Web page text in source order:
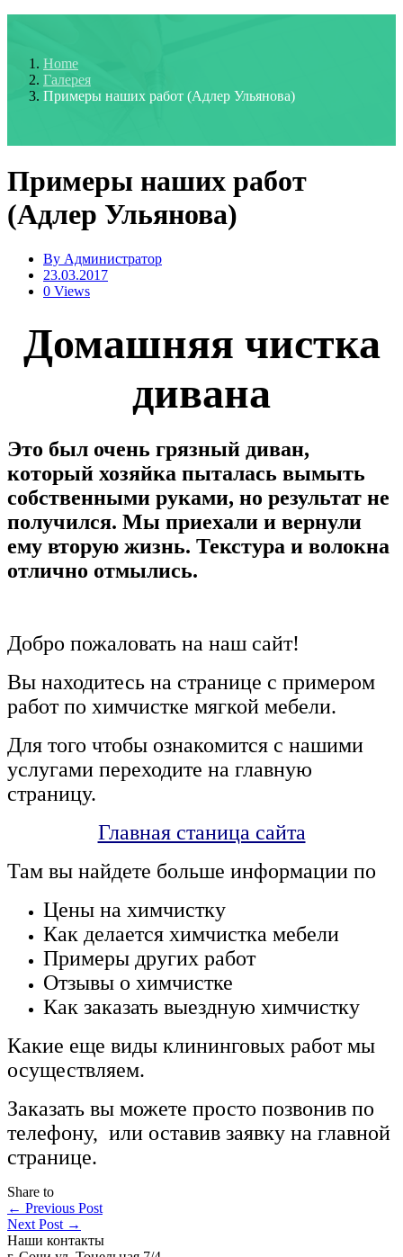
Home
Галерея
Примеры наших работ (Адлер Ульянова)
Примеры наших работ
(Адлер Ульянова)
By Администратор
23.03.2017
0 Views
Домашняя чистка
дивана
Это был очень грязный диван,
который хозяйка пыталась вымыть
собственными руками, но результат не
получился. Мы приехали и вернули
ему вторую жизнь. Текстура и волокна
отлично отмылись.
Добро пожаловать на наш сайт!
Вы находитесь на странице с примером
работ по химчистке мягкой мебели.
Для того чтобы ознакомится с нашими
услугами переходите на главную
страницу.
Главная станица сайта
Там вы найдете больше информации по
Цены на химчистку
Как делается химчистка мебели
Примеры других работ
Отзывы о химчистке
Как заказать выездную химчистку
Какие еще виды клининговых работ мы
осуществляем.
Заказать вы можете просто позвонив по
телефону, или оставив заявку на главной
странице.
Share to
← Previous Post
Next Post →
Наши контакты